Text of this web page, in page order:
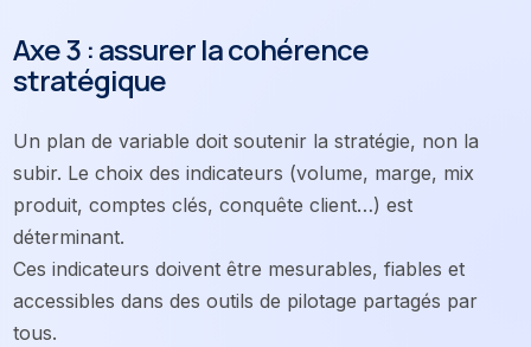
Axe 3 : assurer la cohérence
stratégique
Un plan de variable doit soutenir la stratégie, non la
subir. Le choix des indicateurs (volume, marge, mix
produit, comptes clés, conquête client…) est
déterminant.
Ces indicateurs doivent être mesurables, fiables et
accessibles dans des outils de pilotage partagés par
tous.